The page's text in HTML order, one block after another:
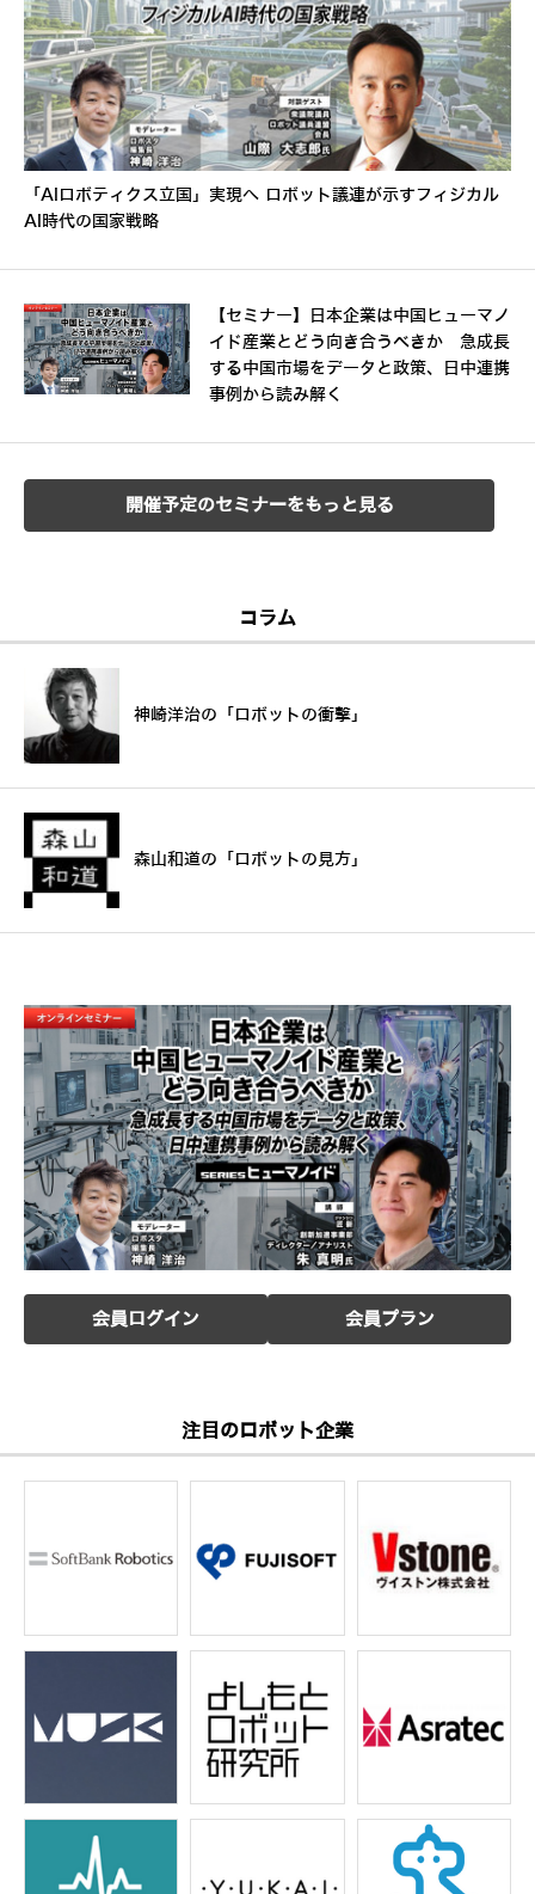
「AIロボティクス立国」実現へ ロボット議連が示すフィジカル
AI時代の国家戦略
【セミナー】日本企業は中国ヒューマノ
イド産業とどう向き合うべきか 急成長
する中国市場をデータと政策、日中連携
事例から読み解く
開催予定のセミナーをもっと見る
コラム
神崎洋治の「ロボットの衝撃」
森山和道の「ロボットの見方」
会員ログイン 会員プラン
注目のロボット企業